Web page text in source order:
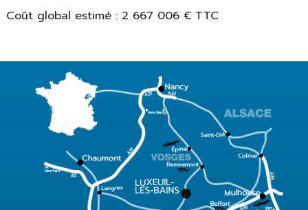
Coût global estimé : 2 667 006 € TTC